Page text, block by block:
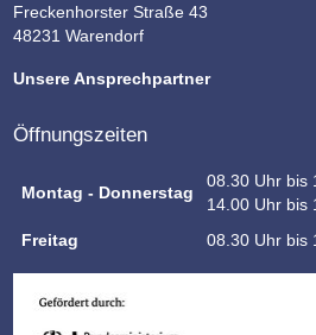
Freckenhorster Straße 43
48231 Warendorf
Unsere Ansprechpartner
Öffnungszeiten
Montag - Donnerstag
08.30 Uhr bis
14.00 Uhr bis
Freitag
08.30 Uhr bis